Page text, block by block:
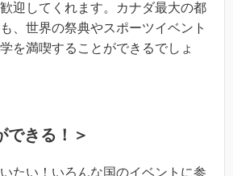
迎してくれます。カナダ最大の都
、世界の祭典やスポーツイベント
を満喫することができるでしょ
できる！＞
たい！いろんな国のイベントに参